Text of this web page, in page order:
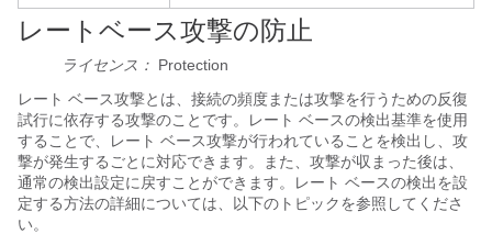
レートベース攻撃の防止
ライセンス： Protection
レート ベース攻撃とは、接続の頻度または攻撃を行うための反復
試行に依存する攻撃のことです。レート ベースの検出基準を使用
することで、レート ベース攻撃が行われていることを検出し、攻
撃が発生するごとに対応できます。また、攻撃が収まった後は、
通常の検出設定に戻すことができます。レート ベースの検出を設
定する方法の詳細については、以下のトピックを参照してくださ
い。